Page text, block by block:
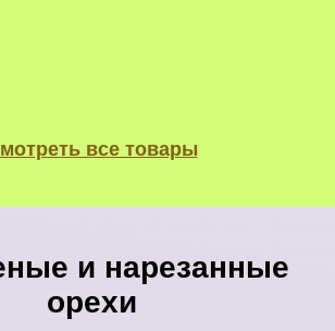
все товары
и нарезанные
орехи